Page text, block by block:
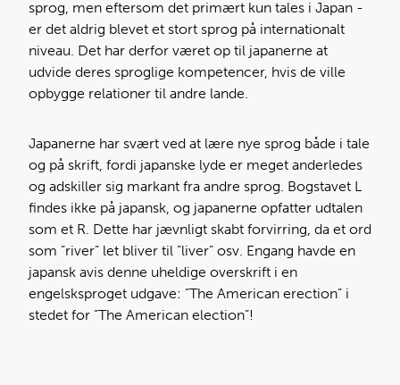
sprog, men eftersom det primært kun tales i Japan -
er det aldrig blevet et stort sprog på internationalt
niveau. Det har derfor været op til japanerne at
udvide deres sproglige kompetencer, hvis de ville
opbygge relationer til andre lande.
Japanerne har svært ved at lære nye sprog både i tale
og på skrift, fordi japanske lyde er meget anderledes
og adskiller sig markant fra andre sprog. Bogstavet L
findes ikke på japansk, og japanerne opfatter udtalen
som et R. Dette har jævnligt skabt forvirring, da et ord
som ”river” let bliver til ”liver” osv. Engang havde en
japansk avis denne uheldige overskrift i en
engelsksproget udgave: ”The American erection” i
stedet for ”The American election”!